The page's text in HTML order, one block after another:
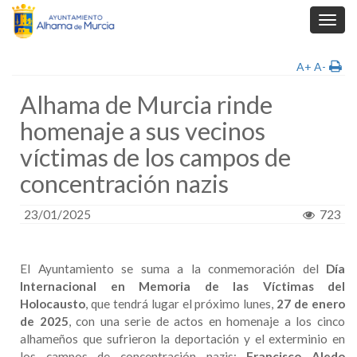
A+ A-
Alhama de Murcia rinde
homenaje a sus vecinos
víctimas de los campos de
concentración nazis
23/01/2025 723
El Ayuntamiento se suma a la conmemoración del Día
Internacional en Memoria de las Víctimas del
Holocausto, que tendrá lugar el próximo lunes, 27 de enero
de 2025, con una serie de actos en homenaje a los cinco
alhameños que sufrieron la deportación y el exterminio en